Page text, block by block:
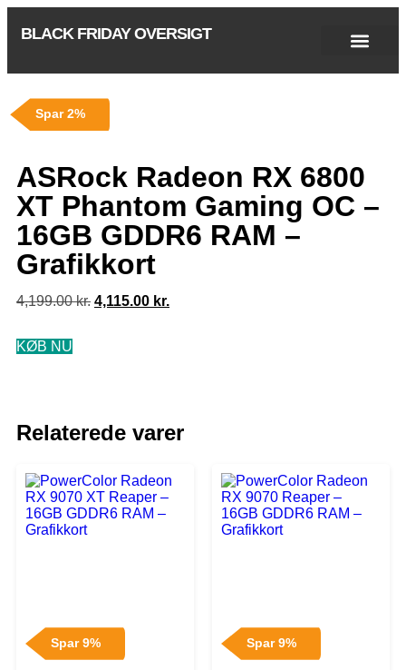
BLACK FRIDAY OVERSIGT
Spar 2%
ASRock Radeon RX 6800
XT Phantom Gaming OC –
16GB GDDR6 RAM –
Grafikkort
4,199.00kr. 4,115.00 kr.
KØB NU
Relaterede varer
Spar 9% Spar 9%